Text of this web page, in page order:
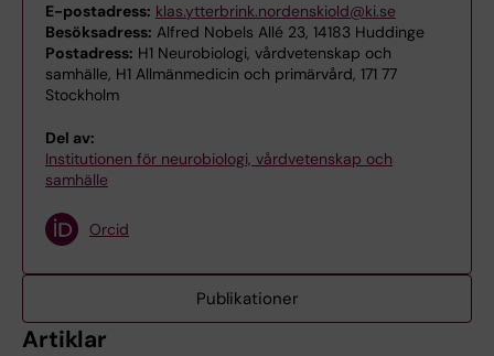
E-postadress: klas.ytterbrink.nordenskiold@ki.se
Besöksadress: Alfred Nobels Allé 23, 14183 Huddinge
Postadress: H1 Neurobiologi, vårdvetenskap och
samhälle, H1 Allmänmedicin och primärvård, 171 77
Stockholm
Del av:
Institutionen för neurobiologi, vårdvetenskap och
samhälle
Orcid
Publikationer
Artiklar